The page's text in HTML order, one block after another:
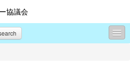
協議会